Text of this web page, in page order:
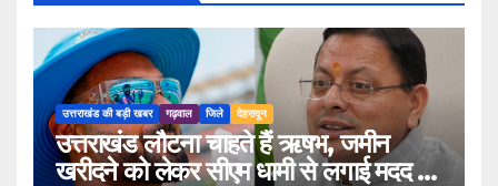
उत्तराखंड की बड़ी खबर गढ़वाल जिले देहरादून
उत्तराखंड लौटना चाहते हैं ऋषभ, जमीन
खरीदने को लेकर सीएम धामी से लगाई मदद की